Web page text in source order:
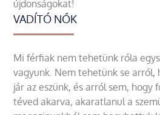
újdonságokat!
VADÍTÓ NŐK
Mi férfiak nem tehetünk róla
vagyunk. Nem tehetünk se arról,
jár az eszünk, és arról sem, hogy
téved akarva, akaratlanul a